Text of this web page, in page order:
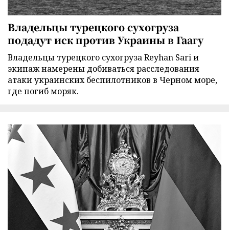
Владельцы турецкого сухогруза
подадут иск против Украины в Гаагу
Владельцы турецкого сухогруза Reyhan Sari и
экипаж намерены добиваться расследования
атаки украинских беспилотников в Черном море,
где погиб моряк.